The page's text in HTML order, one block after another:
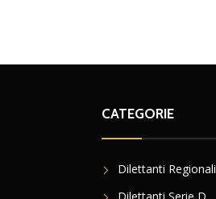
CATEGORIE
Dilettanti Regionali